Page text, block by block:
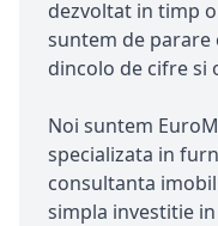
dezvoltat in timp
suntem de parare
dincolo de cifre si
Noi suntem
specializata in
consultanta
simpla investitie